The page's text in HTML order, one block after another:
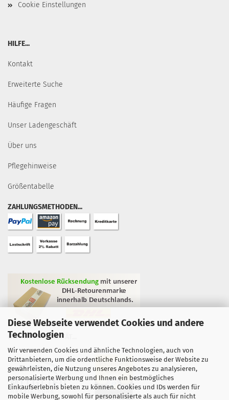
Diese Webseite verwendet Cookies und andere
Technologien
Wir verwenden Cookies und ähnliche Technologien, auch von
Drittanbietern, um die ordentliche Funktionsweise der Website zu
gewährleisten, die Nutzung unseres Angebotes zu analysieren,
personalisierte Werbung und Ihnen ein bestmögliches
Einkaufserlebnis bieten zu können. Cookies und IDs werden für
mobile Werbung, sowohl für personalisierte als auch für nicht
Cookie Einstellungen
HILFE...
Kontakt
Erweiterte Suche
Häufige Fragen
Unser Ladengeschäft
Über uns
Pflegehinweise
Größentabelle
ZAHLUNGSMETHODEN...
GEPRÜFTE QUALITÄT...